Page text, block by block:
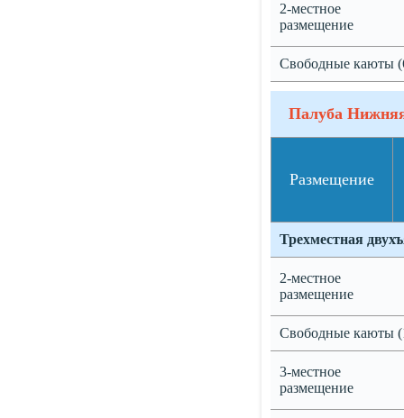
2-местное
размещение
Свободные каюты
Палуба
Размещение
Трехместная
2-местное
размещение
Свободные каюты
3-местное
размещение